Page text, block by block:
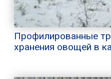
Профилированные
хранения овощей в